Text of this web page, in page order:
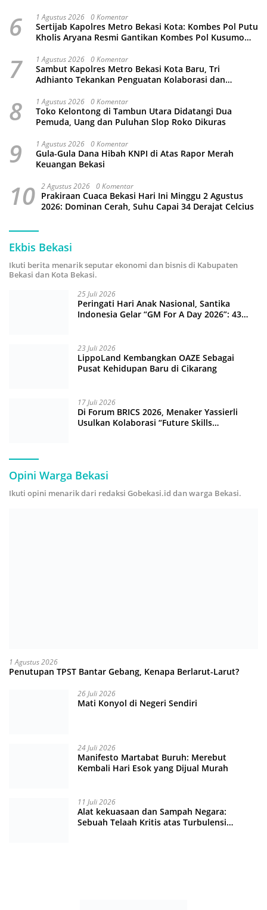
6 1 Agustus 2026 0 Komentar
Sertijab Kapolres Metro Bekasi Kota: Kombes Pol Putu
Kholis Aryana Resmi Gantikan Kombes Pol Kusumo
7 1 Agustus 2026 0 Komentar
Sambut Kapolres Metro Bekasi Kota Baru, Tri
Adhianto Tekankan Penguatan Kolaborasi dan
8 1 Agustus 2026 0 Komentar
Toko Kelontong di Tambun Utara Didatangi Dua
Pemuda, Uang dan Puluhan Slop Roko Dikuras
9 1 Agustus 2026 0 Komentar
Gula-Gula Dana Hibah KNPI di Atas Rapor Merah
Keuangan Bekasi
10 2 Agustus 2026 0 Komentar
Prakiraan Cuaca Bekasi Hari Ini Minggu 2 Agustus
2026: Dominan Cerah, Suhu Capai 34 Derajat Celcius
Ekbis Bekasi
Ikuti berita menarik seputar ekonomi dan bisnis di Kabupaten
Bekasi dan Kota Bekasi.
25 Juli 2026
Peringati Hari Anak Nasional, Santika
Indonesia Gelar “GM For A Day 2026”: 43
23 Juli 2026
LippoLand Kembangkan OAZE Sebagai
Pusat Kehidupan Baru di Cikarang
17 Juli 2026
Di Forum BRICS 2026, Menaker Yassierli
Usulkan Kolaborasi “Future Skills
Opini Warga Bekasi
Ikuti opini menarik dari redaksi Gobekasi.id dan warga Bekasi.
1 Agustus 2026
Penutupan TPST Bantar Gebang, Kenapa Berlarut-Larut?
26 Juli 2026
Mati Konyol di Negeri Sendiri
24 Juli 2026
Manifesto Martabat Buruh: Merebut
Kembali Hari Esok yang Dijual Murah
11 Juli 2026
Alat kekuasaan dan Sampah Negara:
Sebuah Telaah Kritis atas Turbulensi